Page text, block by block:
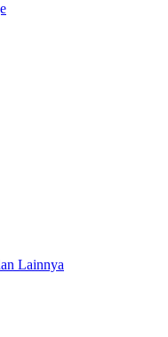
Lainnya